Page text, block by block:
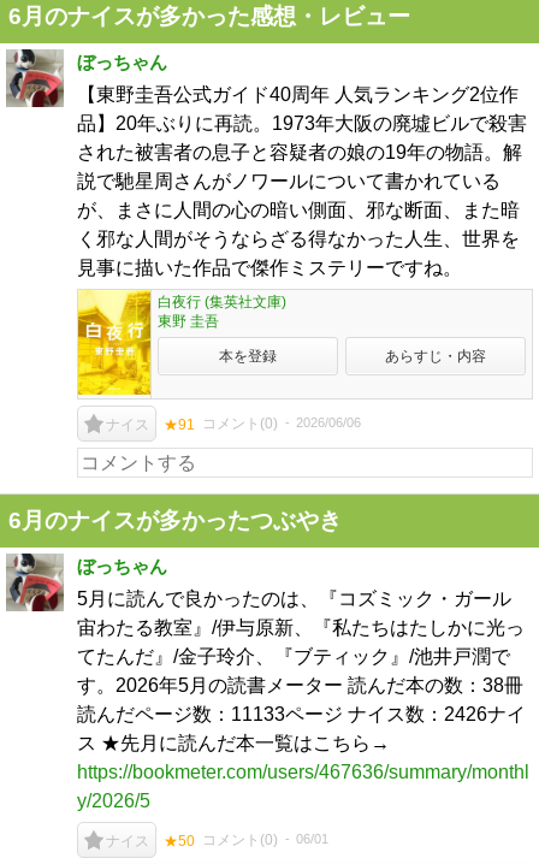
6月のナイスが多かった感想・レビュー
ぼっちゃん
【東野圭吾公式ガイド40周年 人気ランキング2位作
品】20年ぶりに再読。1973年大阪の廃墟ビルで殺害
された被害者の息子と容疑者の娘の19年の物語。解
説で馳星周さんがノワールについて書かれている
が、まさに人間の心の暗い側面、邪な断面、また暗
く邪な人間がそうならざる得なかった人生、世界を
見事に描いた作品で傑作ミステリーですね。
白夜行 (集英社文庫)
東野 圭吾
本を登録 あらすじ・内容
ナイス ★91 コメント(0) 2026/06/06
6月のナイスが多かったつぶやき
ぼっちゃん
5月に読んで良かったのは、『コズミック・ガール
宙わたる教室』/伊与原新、『私たちはたしかに光っ
てたんだ』/金子玲介、『ブティック』/池井戸潤で
す。2026年5月の読書メーター 読んだ本の数：38冊
読んだページ数：11133ページ ナイス数：2426ナイ
ス ★先月に読んだ本一覧はこちら→
https://bookmeter.com/users/467636/summary/monthl
y/2026/5
ナイス ★50 コメント(0) 06/01